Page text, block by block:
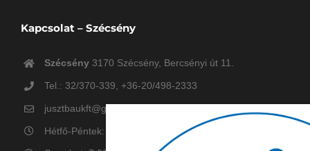
Kapcsolat – Szécsény
Szécsény3170 Szécsény, Bercsényi út 11.
Tel.: 32/370-339, +36-20/498-2333
jusztbaukft@gmail.com
Hétfő-Péntek: 7:00 – 16:00